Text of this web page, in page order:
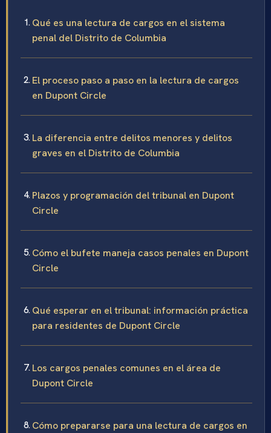
Qué es una lectura de cargos en el sistema
penal del Distrito de Columbia
El proceso paso a paso en la lectura de cargos
en Dupont Circle
La diferencia entre delitos menores y delitos
graves en el Distrito de Columbia
Plazos y programación del tribunal en Dupont
Circle
Cómo el bufete maneja casos penales en Dupont
Circle
Qué esperar en el tribunal: información práctica
para residentes de Dupont Circle
Los cargos penales comunes en el área de
Dupont Circle
Cómo prepararse para una lectura de cargos en